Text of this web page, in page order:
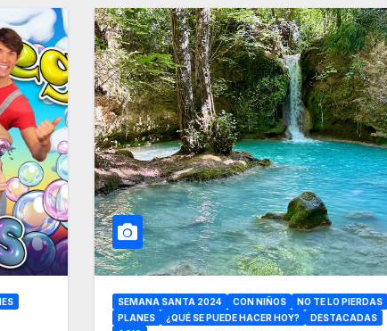
SEMANA SANTA 2024 CON NIÑOS
NO TE LO PIERDAS
PLANES
¿QUÉ SE PUEDE HACER HOY?
DESTACADAS